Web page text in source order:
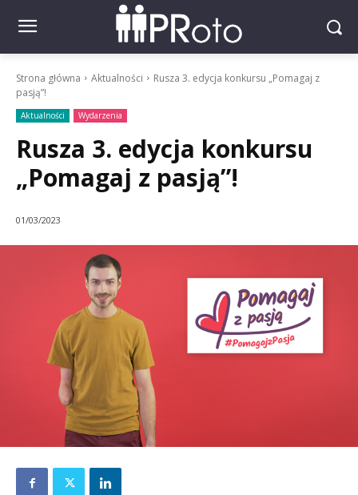
Strona główna Aktualności
Rusza 3. edycja konkursu „Pomagaj z
pasją”!
Aktualności Wydarzenia
Rusza 3. edycja konkursu
„Pomagaj z pasją”!
01/03/2023